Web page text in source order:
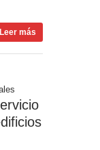
Leer más